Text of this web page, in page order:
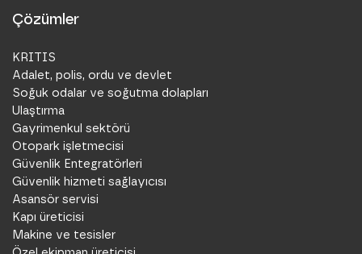
Çözümler
KRITIS
Adalet, polis, ordu ve devlet
Soğuk odalar ve soğutma dolapları
Ulaştırma
Gayrimenkul sektörü
Otopark işletmecisi
Güvenlik Entegratörleri
Güvenlik hizmeti sağlayıcısı
Asansör servisi
Kapı üreticisi
Makine ve tesisler